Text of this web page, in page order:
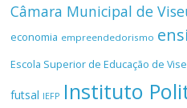
Câmara Municipal de
economia empreendedorismo
Escola Superior de Educação de
futsal IEFP Instituto